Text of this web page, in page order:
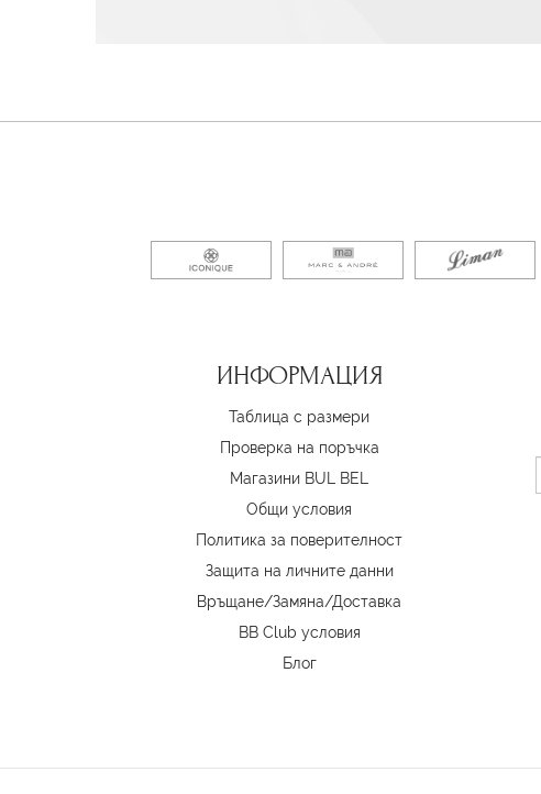
ИНФОРМАЦИЯ
Таблица с размери
Проверка на поръчка
Магазини BUL BEL
Oбщи условия
Политика за поверителност
Защита на личните данни
Връщане/Замяна/Доставка
BB Club условия
Блог